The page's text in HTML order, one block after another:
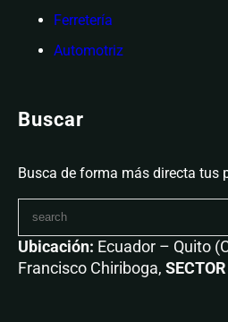
Ferretería
Automotriz
Buscar
Busca de forma más directa tus
Ubicación: Ecuador – Quito
Francisco Chiriboga,